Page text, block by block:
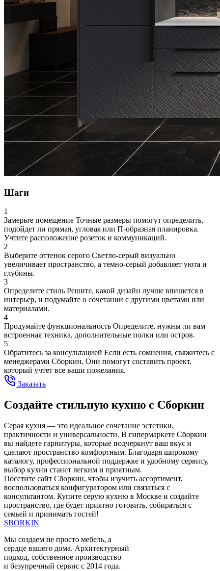
Шаги
1
Замерьте помещение Точные размеры помогут определить,
подойдет ли прямая, угловая или П-образная планировка.
Учтите расположение розеток и коммуникаций.
2
Выберите оттенок серого Светло-серый визуально
увеличивает пространство, а темно-серый добавляет уюта и
глубины.
3
Определите стиль Решите, какой дизайн лучше впишется в
интерьер, и подумайте о сочетании с другими цветами или
материалами.
4
Продумайте функциональность Определите, нужны ли вам
встроенная техника, дополнительные полки или остров.
5
Обратитесь за консультацией Если есть сомнения, свяжитесь с
менеджерами Сборкин. Они помогут составить проект,
который учтет все ваши пожелания.
Заказать
Создайте стильную кухню с Сборкин
Серая кухня — это идеальное сочетание эстетики,
практичности и универсальности. В гипермаркете Сборкин
вы найдете гарнитуры, которые подчеркнут ваш вкус и
сделают пространство комфортным. Благодаря широкому
каталогу, профессиональной поддержке и удобному сервису,
выбор кухни станет легким и приятным.
Посетите сайт Сборкин, чтобы изучить ассортимент,
воспользоваться конфигуратором или связаться с
консультантом. Купите серую кухню в Москве и создайте
пространство, где будет приятно готовить, собираться с
семьей и принимать гостей!
SBORKIN
Мы создаем не просто мебель, а
сердце вашего дома. Архитектурный
подход, собственное производство
и безупречный сервис с 2014 года.